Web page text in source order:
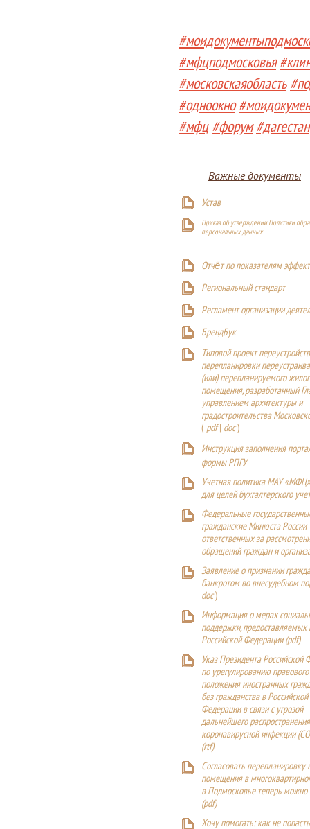
#мфцподмосковья
#московскаяобласть
#одноокно
#мфц #форум #дагестан
Важные документы
Устав
Приказ об утверждении Политики
персональных данных
Отчёт по показателям
Региональный стандарт
Регламент организации
БрендБук
Типовой проект
перепланировки
(или) перепланируемого
помещения, разработанный
управлением архитектуры и
градостроительства
(pdf| doc)
Инструкция заполнения
формы РПГУ
Учетная политика МАУ
для целей бухгалтерского
Федеральные
гражданские Минюста России
ответственных за
обращений граждан и
Заявление о признании
банкротом во внесудебном
doc)
Информация о мерах
поддержки,
Российской Федерации (pdf)
Указ Президента Российской
по урегулированию правового
положения иностранных
без гражданства в Российской
Федерации в связи с угрозой
дальнейшего
коронавирусной инфекции
(rtf)
Согласовать перепланировку
помещения в
в Подмосковье теперь можно
(pdf)
Хочу помогать: как не